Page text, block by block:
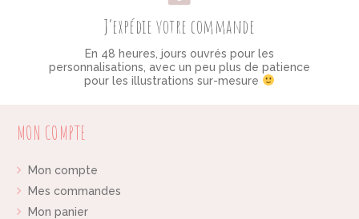
J’expédie votre commande
En 48 heures, jours ouvrés pour les
personnalisations, avec un peu plus de patience
pour les illustrations sur-mesure
MON COMPTE
Mon compte
Mes commandes
Mon panier